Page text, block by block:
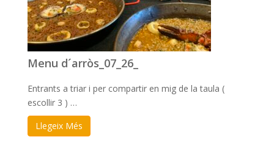
Menu d´arròs_07_26_
Entrants a triar i per compartir en mig de la taula (
escollir 3 ) …
Llegeix Més